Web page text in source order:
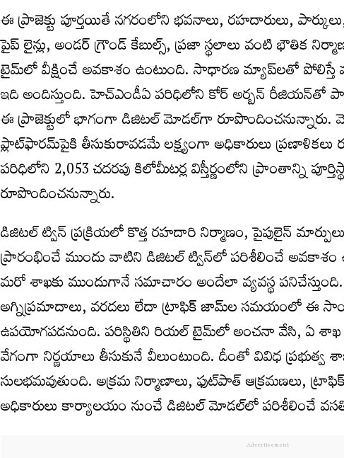
ఈ ప్రాజెక్టు పూర్తయితే నగరంలోని భవనాలు, రహదారులు,
పైప్ లైన్లు, అండర్ గ్రౌండ్ కేబుల్స్, ప్రజా స్థలాలు వంటి భౌతిక
టైమ్‌లో వీక్షించే అవకాశం ఉంటుంది. సాధారణ మ్యాప్‌లతో పోలిస్తే
ఇది అందిస్తుంది. హెచ్ఎండీఏ పరిధిలోని కోర్ అర్బన్ రీజియన్‌తో
ఈ ప్రాజెక్టులో భాగంగా డిజిటల్ మోడల్‌గా రూపొందించనున్నారు.
ప్లాట్‌ఫారమ్‌పైకి తీసుకురావడమే లక్ష్యంగా అధికారులు ప్రణాళికలు
పరిధిలోని 2,053 చదరపు కిలోమీటర్ల విస్తీర్ణంలోని ప్రాంతాన్ని
రూపొందించనున్నారు.
డిజిటల్ ట్విన్‌ ప్రక్రియలో కొత్త రహదారి నిర్మాణం, పైపులైన్
ప్రారంభించే ముందు వాటిని డిజిటల్ ట్విన్‌లో పరిశీలించే అవకాశం
మరో శాఖకు ముందుగానే సమాచారం అందేలా వ్యవస్థ పనిచేస్తుంది.
అగ్నిప్రమాదాలు, వరదలు లేదా ట్రాఫిక్ జామ్‌ల సమయంలో ఈ
ఉపయోగపడనుంది. పరిస్థితిని రియల్ టైమ్‌లో అంచనా వేసి, ఏ
వేగంగా నిర్ణయాలు తీసుకునే వీలుంటుంది. దీంతో వివిధ
సులభమవుతుంది. అక్రమ నిర్మాణాలు, ఫుట్‌పాత్ ఆక్రమణలు,
అధికారులు కార్యాలయం నుంచే డిజిటల్ మోడల్‌లో పరిశీలించే వసతి